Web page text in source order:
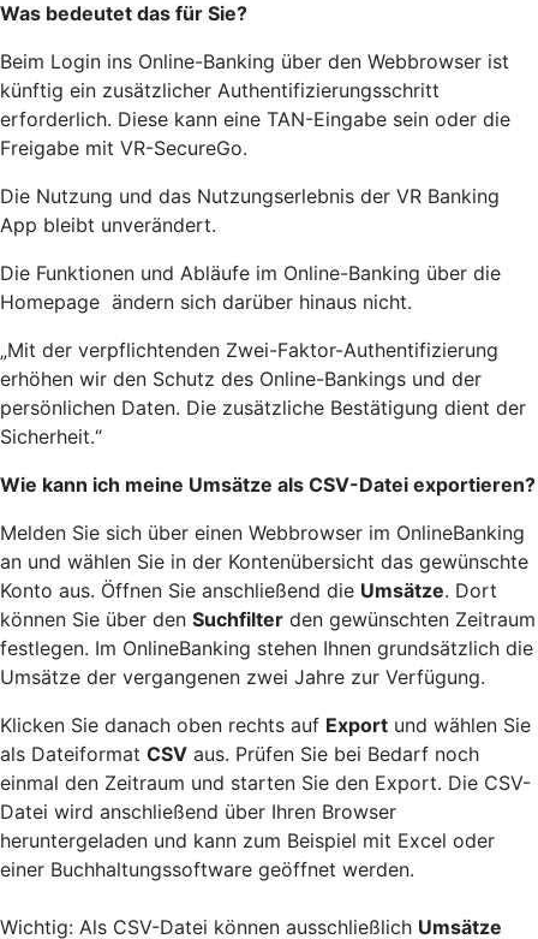
Was bedeutet das für Sie?
Beim Login ins Online-Banking über den Webbrowser ist
künftig ein zusätzlicher Authentifizierungsschritt
erforderlich. Diese kann eine TAN-Eingabe sein oder die
Freigabe mit VR-SecureGo.
Die Nutzung und das Nutzungserlebnis der VR Banking
App bleibt unverändert.
Die Funktionen und Abläufe im Online-Banking über die
Homepage ändern sich darüber hinaus nicht.
„Mit der verpflichtenden Zwei-Faktor-Authentifizierung
erhöhen wir den Schutz des Online-Bankings und der
persönlichen Daten. Die zusätzliche Bestätigung dient der
Sicherheit.“
Wie kann ich meine Umsätze als CSV-Datei exportieren?
Melden Sie sich über einen Webbrowser im OnlineBanking
an und wählen Sie in der Kontenübersicht das gewünschte
Konto aus. Öffnen Sie anschließend die Umsätze. Dort
können Sie über den Suchfilter den gewünschten Zeitraum
festlegen. Im OnlineBanking stehen Ihnen grundsätzlich die
Umsätze der vergangenen zwei Jahre zur Verfügung.
Klicken Sie danach oben rechts auf Export und wählen Sie
als Dateiformat CSV aus. Prüfen Sie bei Bedarf noch
einmal den Zeitraum und starten Sie den Export. Die CSV-
Datei wird anschließend über Ihren Browser
heruntergeladen und kann zum Beispiel mit Excel oder
einer Buchhaltungssoftware geöffnet werden.
Wichtig: Als CSV-Datei können ausschließlich Umsätze